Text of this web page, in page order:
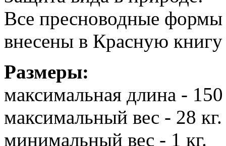
Все пресноводные формы
внесены в Красную
Размеры:
максимальная длина -
максимальный вес - 28 кг.
минимальный вес - 1 кг.